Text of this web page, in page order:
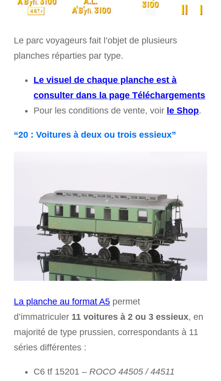
Le parc voyageurs fait l’objet de plusieurs
planches réparties par type.
Le visuel de chaque planche est à
consulter dans la page Téléchargements
Pour les conditions de vente, voir le Shop.
“20 : Voitures à deux ou trois essieux”
La planche au format A5 permet
d’immatriculer 11 voitures à 2 ou 3 essieux, en
majorité de type prussien, correspondants à 11
séries différentes :
C6 tf 15201 – ROCO 44505 / 44511